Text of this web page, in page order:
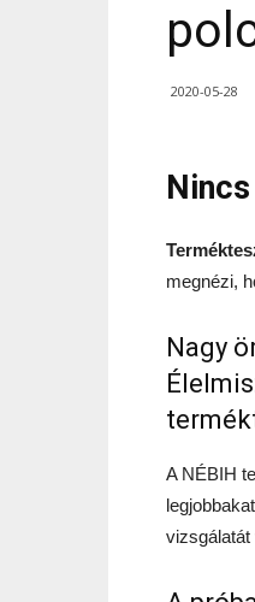
2020-05-28
megnézi,
Nagy
A NÉBIH
vizsgálatát